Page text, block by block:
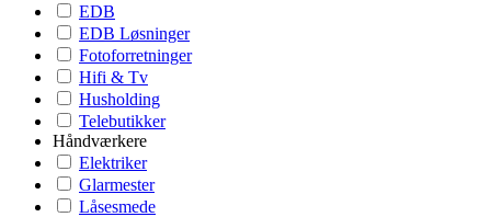
EDB
EDB Løsninger
Fotoforretninger
Hifi & Tv
Husholding
Telebutikker
Håndværkere
Elektriker
Glarmester
Låsesmede